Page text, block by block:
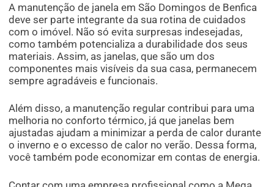
A manutenção de janela em São Domingos de Benfica
deve ser parte integrante da sua rotina de cuidados
com o imóvel. Não só evita surpresas indesejadas,
como também potencializa a durabilidade dos seus
materiais. Assim, as janelas, que são um dos
componentes mais visíveis da sua casa, permanecem
sempre agradáveis e funcionais.
Além disso, a manutenção regular contribui para uma
melhoria no conforto térmico, já que janelas bem
ajustadas ajudam a minimizar a perda de calor durante
o inverno e o excesso de calor no verão. Dessa forma,
você também pode economizar em contas de energia.